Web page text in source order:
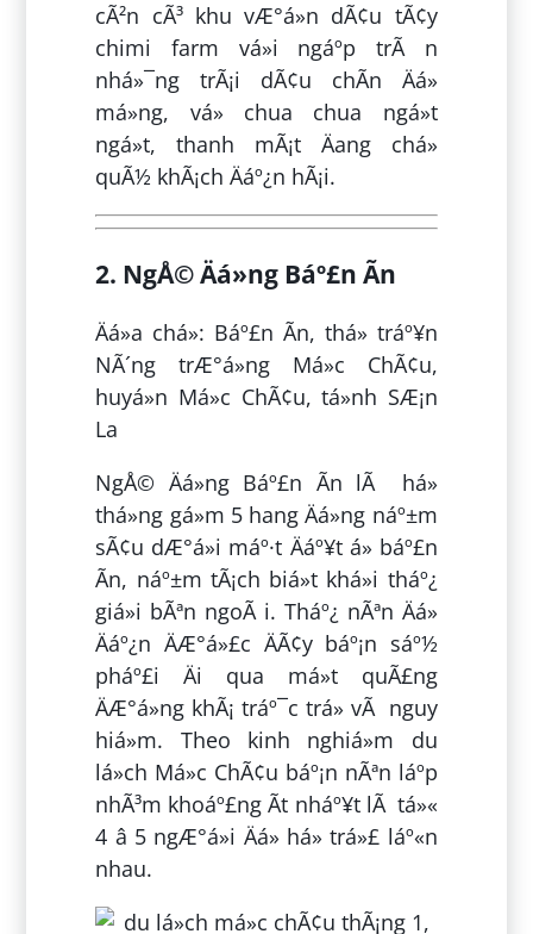
cÃ²n cÃ³ khu vÆ°á»n dÃ¢u tÃ¢y
chimi farm vá»i ngáº­p trÃ n
nhá»¯ng trÃ¡i dÃ¢u chÃ­n Äá»
má»ng, vá» chua chua ngá»t
ngá»t, thanh mÃ¡t Äang chá»
quÃ½ khÃ¡ch Äáº¿n hÃ¡i.
2. NgÅ© Äá»ng Báº£n Ãn
Äá»a chá»: Báº£n Ãn, thá» tráº¥n
NÃ´ng trÆ°á»ng Má»c ChÃ¢u,
huyá»n Má»c ChÃ¢u, tá»nh SÆ¡n
La
NgÅ© Äá»ng Báº£n Ãn lÃ há»
thá»ng gá»m 5 hang Äá»ng náº±m
sÃ¢u dÆ°á»i máº·t Äáº¥t á» báº£n
Ãn, náº±m tÃ¡ch biá»t khá»i tháº¿
giá»i bÃªn ngoÃ i. Tháº¿ nÃªn Äá»
Äáº¿n ÄÆ°á»£c ÄÃ¢y báº¡n sáº½
pháº£i Äi qua má»t quÃ£ng
ÄÆ°á»ng khÃ¡ tráº¯c trá» vÃ nguy
hiá»m. Theo kinh nghiá»m du
lá»ch Má»c ChÃ¢u báº¡n nÃªn láº­p
nhÃ³m khoáº£ng Ã­t nháº¥t lÃ tá»«
4 â 5 ngÆ°á»i Äá» há» trá»£ láº«n
nhau.